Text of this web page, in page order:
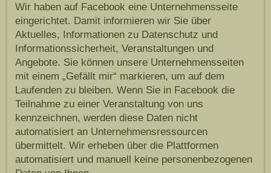
Wir haben auf Facebook eine Unternehmensseite
eingerichtet. Damit informieren wir Sie über
Aktuelles, Informationen zu Datenschutz und
Informationssicherheit, Veranstaltungen und
Angebote. Sie können unsere Unternehmensseiten
mit einem „Gefällt mir“ markieren, um auf dem
Laufenden zu bleiben. Wenn Sie in Facebook die
Teilnahme zu einer Veranstaltung von uns
kennzeichnen, werden diese Daten nicht
automatisiert an Unternehmensressourcen
übermittelt. Wir erheben über die Plattformen
automatisiert und manuell keine personenbezogenen